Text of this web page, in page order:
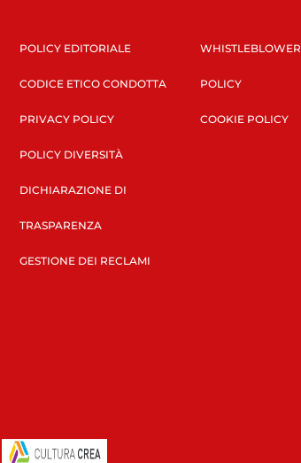
POLICY EDITORIALE
CODICE ETICO CONDOTTA
PRIVACY POLICY
POLICY DIVERSITÀ
DICHIARAZIONE DI
TRASPARENZA
GESTIONE DEI RECLAMI
WHISTLEBLOWER
POLICY
COOKIE POLICY